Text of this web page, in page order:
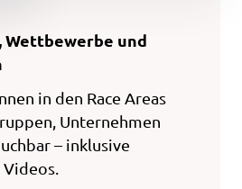
Wettbewerbe und
in den Race Areas
Unternehmen
– inklusive